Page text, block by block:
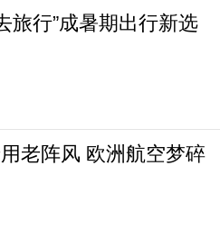
旅行”成暑期出行新选
老阵风 欧洲航空梦碎